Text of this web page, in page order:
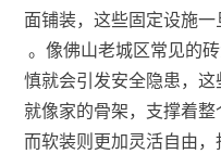
面铺装，这些固定设施
。像佛山老城区常见的
慎就会引发安全隐患，
就像家的骨架，支撑着整
而软装则更加灵活自由